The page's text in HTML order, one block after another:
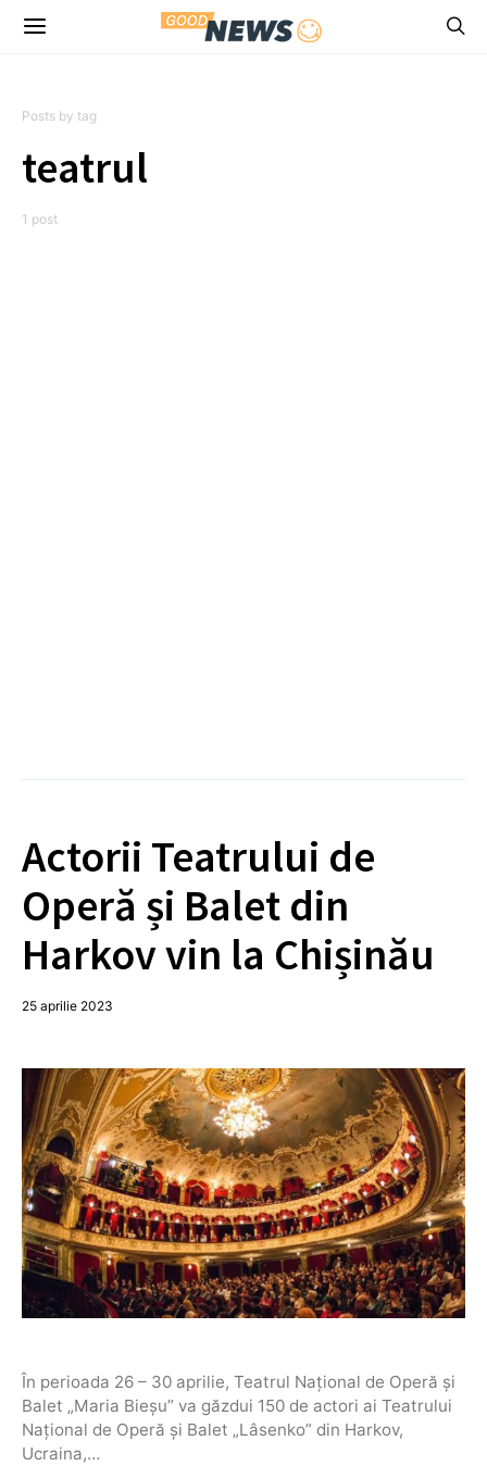
Posts by tag
teatrul
1 post
Actorii Teatrului de
Operă și Balet din
Harkov vin la Chișinău
25 aprilie 2023
În perioada 26 – 30 aprilie, Teatrul Național de Operă și
Balet „Maria Bieșu” va găzdui 150 de actori ai Teatrului
Național de Operă și Balet „Lâsenko” din Harkov,
Ucraina,…